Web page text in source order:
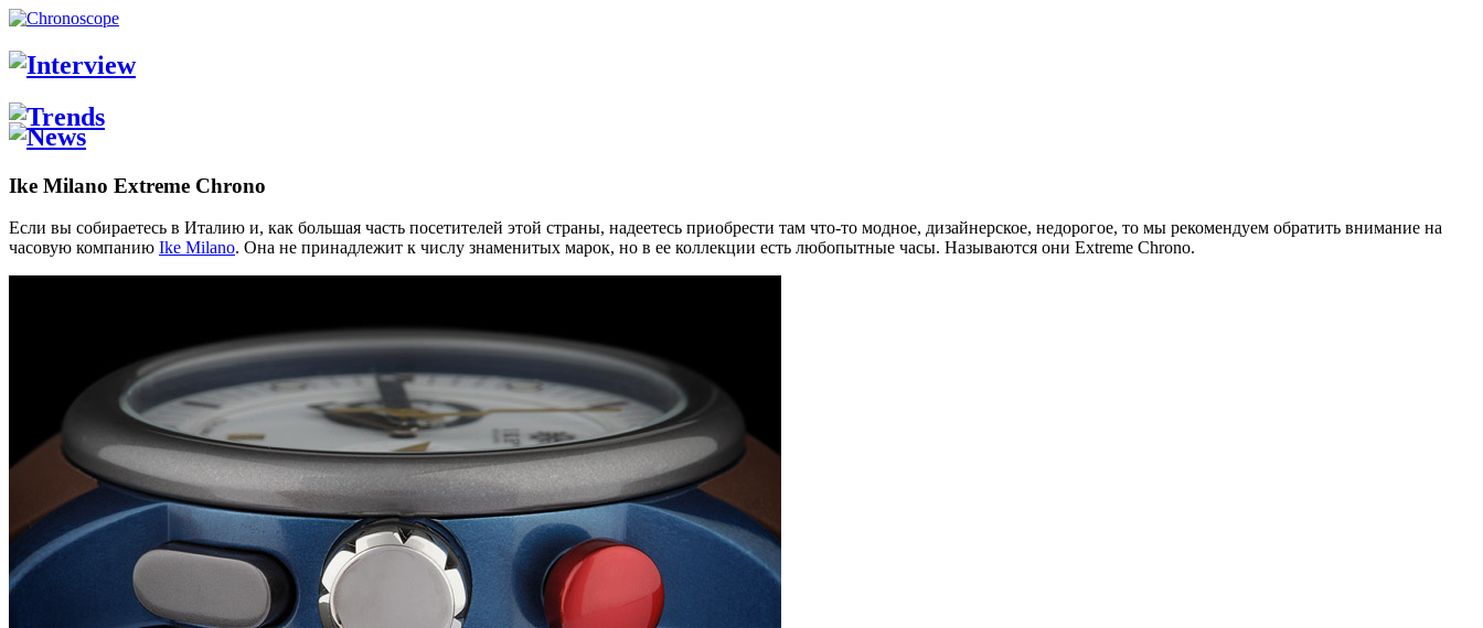
Ike Milano Extreme Chrono
Если вы собираетесь в Италию и, как большая часть посетителей этой страны, надеетесь приобрести там что-то модное, дизайнерское, недорогое, то мы рекомендуем обратить внимание на
часовую компанию Ike Milano. Она не принадлежит к числу знаменитых марок, но в ее коллекции есть любопытные часы. Называются они Extreme Chrono.